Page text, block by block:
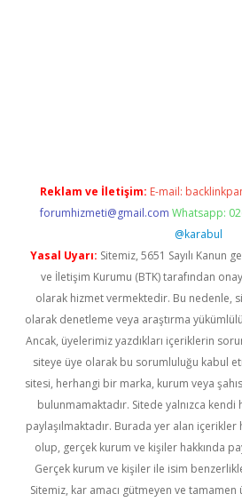
Reklam ve İletişim: E-mail:
forumhizmeti@gmail.com Whatsapp:
@karabul
Yasal Uyarı: Sitemiz, 5651 Sayılı Kanun
ve İletişim Kurumu (BTK) tarafından
olarak hizmet vermektedir. Bu nedenle,
olarak denetleme veya araştırma
Ancak, üyelerimiz yazdıkları içeriklerin
siteye üye olarak bu sorumluluğu kabul
sitesi, herhangi bir marka, kurum veya
bulunmamaktadır. Sitede yalnızca kendi
paylaşılmaktadır. Burada yer alan
olup, gerçek kurum ve kişiler hakkında
Gerçek kurum ve kişiler ile isim
Sitemiz, kar amacı gütmeyen ve